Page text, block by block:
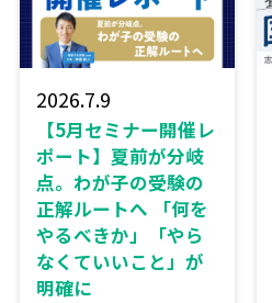
2026.7.9
【5月セミナー開催レ
ポート】夏前が分岐
点。わが子の受験の
正解ルートへ 「何を
やるべきか」「やら
なくていいこと」が
明確に